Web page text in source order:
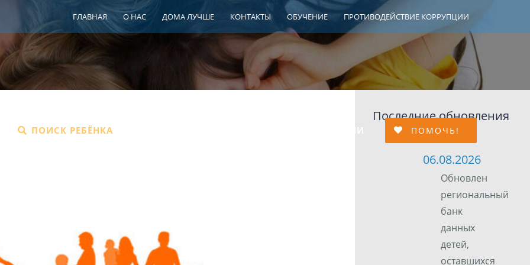
ГЛАВНАЯ О НАС ДОМА ЛУЧШЕ КОНТАКТЫ ОБУЧЕНИЕ ПРОТИВОДЕЙСТВИЕ КОРРУПЦИИ
ПОИСК РЕБЁНКА ПОМОЧЬ!
Последние обновления
06.08.2026
Обновлен
региональный
банк
данных
детей,
оставшихся